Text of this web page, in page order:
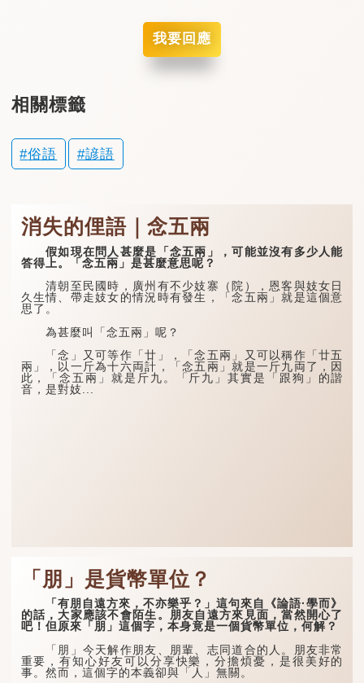
我要回應
相關標籤
俗語 諺語
消失的俚語｜念五兩
假如現在問人甚麼是「念五兩」，可能並沒有多少人能
答得上。「念五兩」是甚麼意思呢？
清朝至民國時，廣州有不少妓寨（院），恩客與妓女日
久生情、帶走妓女的情況時有發生，「念五兩」就是這個意
思了。
為甚麼叫「念五兩」呢？
「念」又可等作「廿」，「念五兩」又可以稱作「廿五
兩」，以一斤為十六両計，「念五兩」就是一斤九両了，因
此，「念五兩」就是斤九。「斤九」其實是「跟狗」的諧
音，是對妓...
「朋」是貨幣單位？
「有朋自遠方來，不亦樂乎？」這句來自《論語·學而》
的話，大家應該不會陌生。朋友自遠方來見面，當然開心了
吧！但原來「朋」這個字，本身竟是一個貨幣單位，何解？
「朋」今天解作朋友、朋輩、志同道合的人。朋友非常
重要，有知心好友可以分享快樂，分擔煩憂，是很美好的
事。然而，這個字的本義卻與「人」無關。